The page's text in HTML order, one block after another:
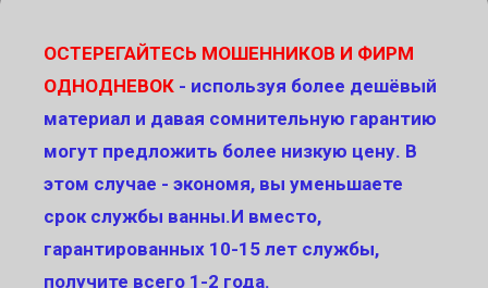
ОСТЕРЕГАЙТЕСЬ МОШЕННИКОВ И ФИРМ
ОДНОДНЕВОК - используя более дешёвый
материал и давая сомнительную гарантию
могут предложить более низкую цену. В
этом случае - экономя, вы уменьшаете
срок службы ванны.И вместо,
гарантированных 10-15 лет службы,
получите всего 1-2 года.